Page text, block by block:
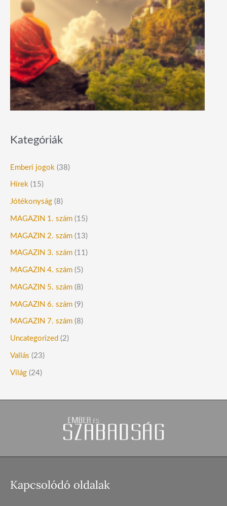
Kategóriák
Emberi jogok (38)
Hírek (15)
Jótékonyság (8)
MAGAZIN 1. szám (15)
MAGAZIN 2. szám (13)
MAGAZIN 3. szám (11)
MAGAZIN 4. szám (5)
MAGAZIN 5. szám (8)
MAGAZIN 6. szám (9)
MAGAZIN 7. szám (8)
Uncategorized (2)
Vallás (23)
Világ (24)
Kapcsolódó oldalak